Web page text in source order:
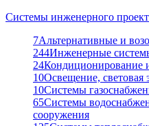
Системы инженерного
7Альтернативные и
244Инженерные
24Кондиционирование
10Освещение, световая
10Системы
65Системы
сооружения